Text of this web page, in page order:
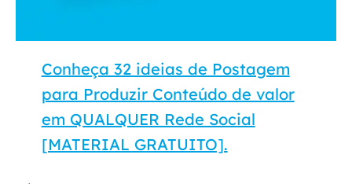
Conheça 32 ideias de Postagem
para Produzir Conteúdo de valor
em QUALQUER Rede Social
[MATERIAL GRATUITO].